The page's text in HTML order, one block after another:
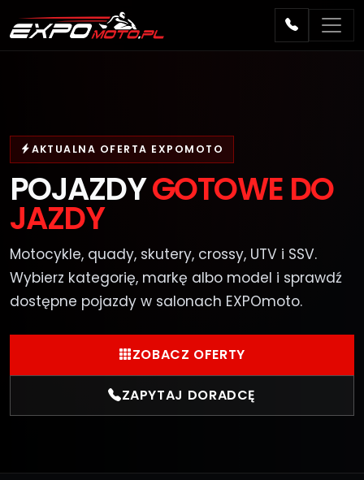
AKTUALNA OFERTA EXPOMOTO
POJAZDYGOTOWE DO
JAZDY
Motocykle, quady, skutery, crossy, UTV i SSV.
Wybierz kategorię, markę albo model i sprawdź
dostępne pojazdy w salonach EXPOmoto.
ZOBACZ OFERTY
ZAPYTAJ DORADCĘ